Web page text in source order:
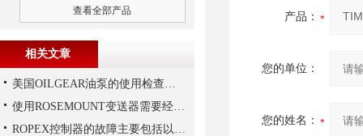
产品：
您的单位：
您的姓名：
查看全部产品
相关文章
美国OILGEAR油泵的使用检查及流程
使用ROSEMOUNT变送器需要经过以下步骤
ROPEX控制器的故障主要包括以下几种情况